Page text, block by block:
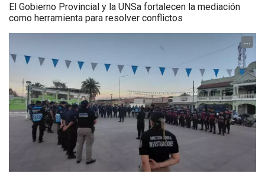
El Gobierno Provincial y la UNSa fortalecen la mediación
como herramienta para resolver conflictos
...